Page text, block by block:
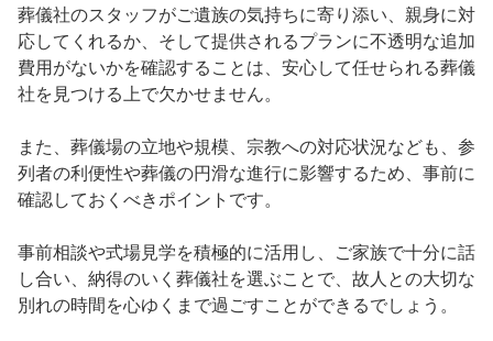
葬儀社のスタッフがご遺族の気持ちに寄り添い、親身に対
応してくれるか、そして提供されるプランに不透明な追加
費用がないかを確認することは、安心して任せられる葬儀
社を見つける上で欠かせません。
また、葬儀場の立地や規模、宗教への対応状況なども、参
列者の利便性や葬儀の円滑な進行に影響するため、事前に
確認しておくべきポイントです。
事前相談や式場見学を積極的に活用し、ご家族で十分に話
し合い、納得のいく葬儀社を選ぶことで、故人との大切な
別れの時間を心ゆくまで過ごすことができるでしょう。